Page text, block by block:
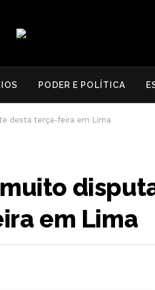
PODER E POLÍTICA
desta terça-feira em Lima
em Lima